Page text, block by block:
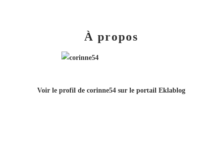
À propos
Voir le profil de corinne54sur le portail Eklablog